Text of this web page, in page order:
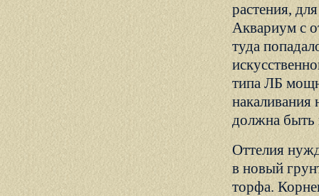
растения,
Аквариум с
туда
типа ЛБ
накаливания
должна быть
Оттелия
в новый
торфа.